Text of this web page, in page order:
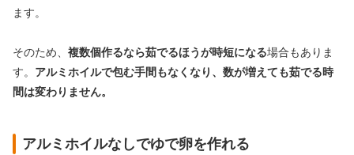
ます。
そのため、 複数個作るなら茹でるほうが時短になる場合もありま
す。 アルミホイルで包む手間もなくなり、数が増えても茹でる時
間は変わりません。
アルミホイルなしでゆで卵を作れる